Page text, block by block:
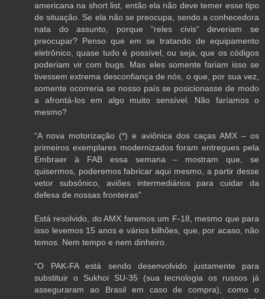
americana na short list, então ela não deve temer esse tipo
de situação. Se ela não se preocupa, sendo a conhecedora
nata do assunto, porque “reles civis” deveriam se
preocupar? Penso que em se tratando de equipamento
eletrônico, quase tudo é possível, ou seja, que os códigos
poderiam vir com bugs. Mas eles somente fariam isso se
tivessem extrema desconfiança de nós, o que, por sua vez,
somente ocorreria se nosso país se posicionasse de modo
a afrontá-los em algo muito sensível. Não faríamos o
mesmo?
“A nova motorização (*) e aviônica dos caças AMX – os
primeiros exemplares modernizados foram entregues pela
Embraer à FAB essa semana – mostram que, se
quisermos, poderemos fabricar aqui mesmo, a partir desse
vetor subsônico, aviões intermediários para cuidar da
defesa de nossas fronteiras”
Está resolvido, do AMX faremos um F-18, mesmo que para
isso levemos 15 anos e vários bilhões, que, por acaso, não
temos. Nem tempo e nem dinheiro.
“O PAK-FA está sendo desenvolvido justamente para
substituir o Sukhoi SU-35 (sua tecnologia os russos já
asseguraram ao Brasil em caso de compra), como o